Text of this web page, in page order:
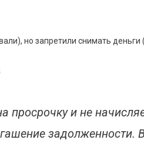
но запретили снимать
просрочку и не
задолженности.